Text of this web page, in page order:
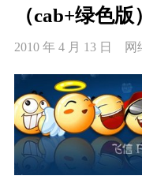
（cab+绿色版
2010 年 4 月 13 日 网